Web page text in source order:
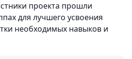
проекта прошли
для лучшего усвоения
необходимых навыков и